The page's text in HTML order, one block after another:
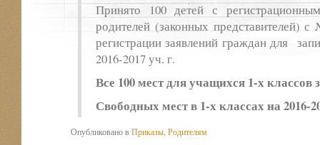
Принято 100 детей с
родителей (законных
регистрации заявлений граждан для
2016-2017 уч. г.
Все 100 мест для учащихся 1-х
Свободных меств 1-х классах на 2016-
Опубликовано вПриказы Родителям